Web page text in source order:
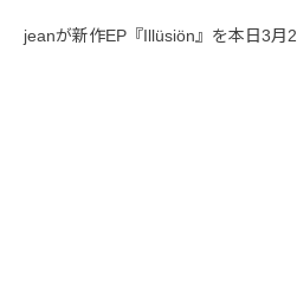
jeanが新作EP『Illüsiön』を本日3月